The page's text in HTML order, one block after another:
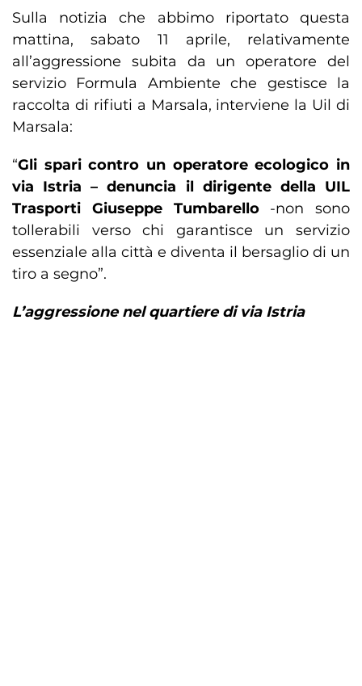
Sulla notizia che abbimo riportato questa
mattina, sabato 11 aprile, relativamente
all’aggressione subita da un operatore del
servizio Formula Ambiente che gestisce la
raccolta di rifiuti a Marsala, interviene la Uil di
Marsala:
“Gli spari contro un operatore ecologico in
via Istria – denuncia il dirigente della UIL
Trasporti Giuseppe Tumbarello-non sono
tollerabili verso chi garantisce un servizio
essenziale alla città e diventa il bersaglio di un
tiro a segno”.
L’aggressione nel quartiere di via Istria